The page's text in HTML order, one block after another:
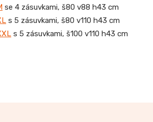
se 4 zásuvkami, š80 v88 h43 cm
s 5 zásuvkami, š80 v110 h43 cm
s 5 zásuvkami, š100 v110 h43 cm